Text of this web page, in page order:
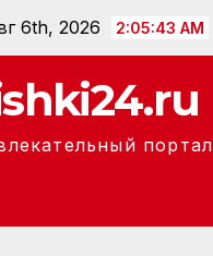
6th, 2026 2:05:45 AM
портал